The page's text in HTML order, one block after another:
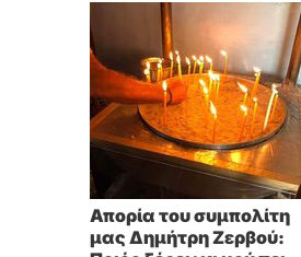
Απορία του συμπολίτη
μας Δημήτρη Ζερβού: